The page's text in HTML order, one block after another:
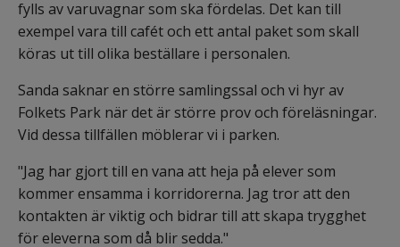
fylls av varuvagnar som ska fördelas. Det kan till
exempel vara till cafét och ett antal paket som skall
köras ut till olika beställare i personalen.
Sanda saknar en större samlingssal och vi hyr av
Folkets Park när det är större prov och föreläsningar.
Vid dessa tillfällen möblerar vi i parken.
"Jag har gjort till en vana att heja på elever som
kommer ensamma i korridorerna. Jag tror att den
kontakten är viktig och bidrar till att skapa trygghet
för eleverna som då blir sedda."